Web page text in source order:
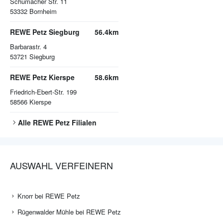
53332 Bornheim
REWE Petz Siegburg
Barbarastr. 4
53721 Siegburg
56.4km
REWE Petz Kierspe
Friedrich-Ebert-Str. 199
58566 Kierspe
58.6km
Alle REWE Petz Filialen
AUSWAHL VERFEINERN
Knorr bei REWE Petz
Rügenwalder Mühle bei REWE Petz